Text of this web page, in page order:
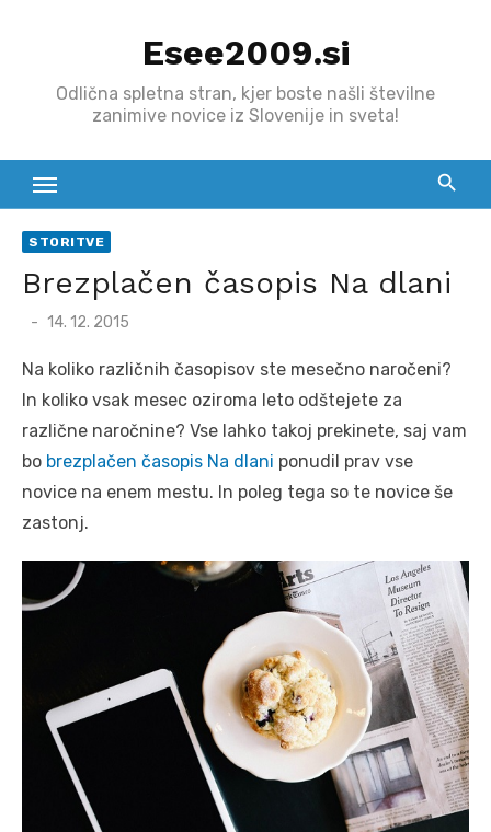
Esee2009.si
Odlična spletna stran, kjer boste našli številne
zanimive novice iz Slovenije in sveta!
STORITVE
Brezplačen časopis Na dlani
Posted
14. 12. 2015
Na koliko različnih časopisov ste mesečno naročeni?
In koliko vsak mesec oziroma leto odštejete za
različne naročnine? Vse lahko takoj prekinete, saj vam
bo brezplačen časopis Na dlani ponudil prav vse
novice na enem mestu. In poleg tega so te novice še
zastonj.